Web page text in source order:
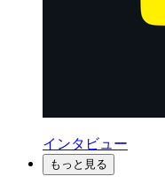
インタビュー
もっと見る